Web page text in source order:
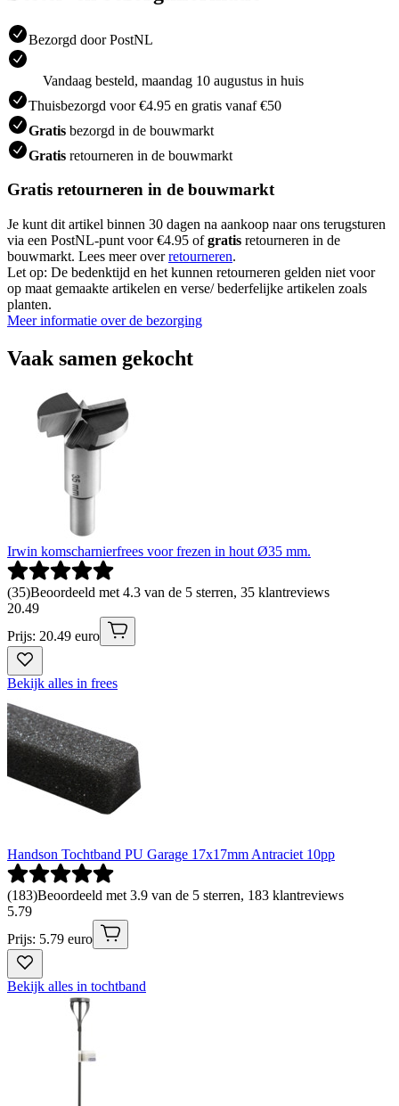
Bezorgd door PostNL
Vandaag besteld, maandag 10 augustus in huis
Thuisbezorgd voor €4.95 en gratis vanaf €50
Gratis bezorgd in de bouwmarkt
Gratis retourneren in de bouwmarkt
Gratis retourneren in de bouwmarkt
Je kunt dit artikel binnen 30 dagen na aankoop naar ons terugsturen
via een PostNL-punt voor €4.95 ofgratis retourneren in de
bouwmarkt. Lees meer overretourneren.
Let op: De bedenktijd en het kunnen retourneren gelden niet voor
op maat gemaakte artikelen en verse/ bederfelijke artikelen zoals
planten.
Meer informatie over de bezorging
Vaak samen gekocht
Irwin komscharnierfrees voor frezen in hout Ø35 mm.
(35)Beoordeeld met 4.3 van de 5 sterren, 35 klantreviews
20.49
Prijs: 20.49 euro
Bekijk alles in frees
Handson Tochtband PU Garage 17x17mm Antraciet 10pp
(183)Beoordeeld met 3.9 van de 5 sterren, 183 klantreviews
5.79
Prijs: 5.79 euro
Bekijk alles in tochtband